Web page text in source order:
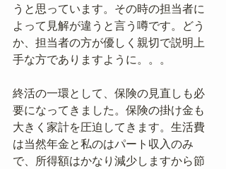
うと思っています。その時の担当者に
よって見解が違うと言う噂です。どう
か、担当者の方が優しく親切で説明上
手な方でありますように。。。
終活の一環として、保険の見直しも必
要になってきました。保険の掛け金も
大きく家計を圧迫してきます。生活費
は当然年金と私のはパート収入のみ
で、所得額はかなり減少しますから節